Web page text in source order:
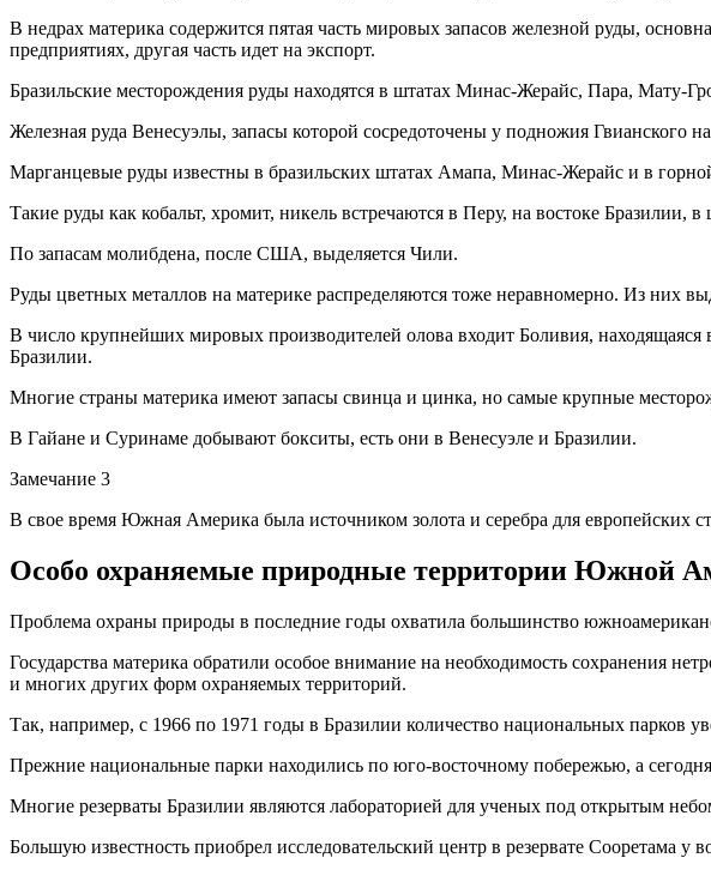
В недрах материка содержится пятая часть мировых запасов железной руды,
предприятиях, другая часть идет на экспорт.
Бразильские месторождения руды находятся в штатах Минас-Жерайс, Пара, Мату-
Железная руда Венесуэлы, запасы которой сосредоточены у подножия
Марганцевые руды известны в бразильских штатах Амапа, Минас-Жерайс и в
Такие руды как кобальт, хромит, никель встречаются в Перу, на востоке Бразилии,
По запасам молибдена, после США, выделяется Чили.
Руды цветных металлов на материке распределяются тоже неравномерно. Из них
В число крупнейших мировых производителей олова входит Боливия,
Бразилии.
Многие страны материка имеют запасы свинца и цинка, но самые крупные
В Гайане и Суринаме добывают бокситы, есть они в Венесуэле и Бразилии.
Замечание 3
В свое время Южная Америка была источником золота и серебра для европейских
Особо охраняемые природные территории Южной
Проблема охраны природы в последние годы охватила большинство
Государства материка обратили особое внимание на необходимость сохранения
и многих других форм охраняемых территорий.
Так, например, с 1966 по 1971 годы в Бразилии количество национальных парков
Прежние национальные парки находились по юго-восточному побережью, а
Многие резерваты Бразилии являются лабораторией для ученых под открытым
Большую известность приобрел исследовательский центр в резервате Сооретама